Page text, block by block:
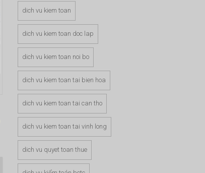
dich vu kiem toan
dich vu kiem toan doc lap
dich vu kiem toan noi bo
dich vu kiem toan tai bien hoa
dich vu kiem toan tai can tho
dich vu kiem toan tai vinh long
dich vu quyet toan thue